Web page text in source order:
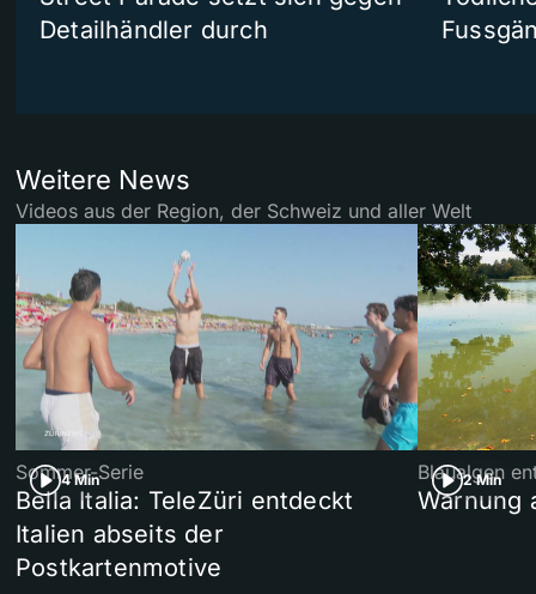
Detailhändler durch
Weitere News
Videos aus der Region, der Schweiz und aller Welt
4 Min
Sommer-Serie
Bella Italia: TeleZüri entdeckt
Italien abseits der
Postkartenmotive
2 Min
Blaualgen
Warnung